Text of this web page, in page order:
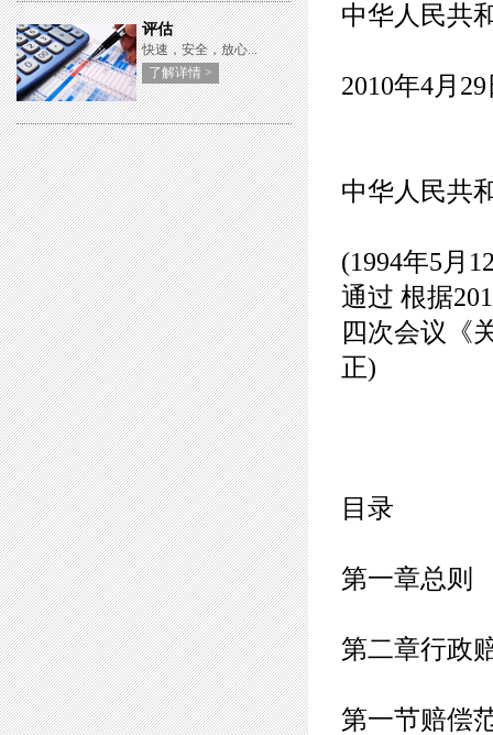
评估
快速，安全，放心...
了解详情 >
中华人民共
2010年4月
中华人民共
(1994年5月
通过 根据
四次会议《
正)
目录
第一章总则
第二章行政
第一节赔偿